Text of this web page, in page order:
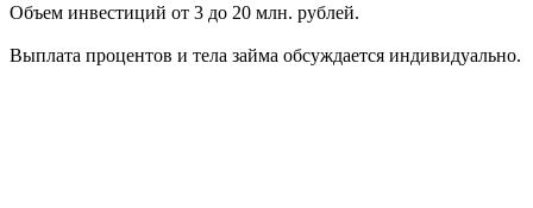
Объем инвестиций от 3 до 20 млн. рублей.
Выплата процентов и тела займа обсуждается индивидуально.